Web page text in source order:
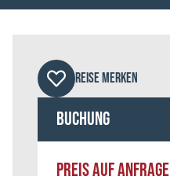
REISE MERKEN
Buchung
PREIS AUF ANFRAGE